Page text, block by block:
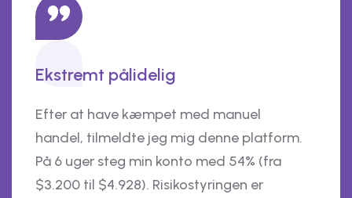
Ekstremt pålidelig
Efter at have kæmpet med manuel
handel, tilmeldte jeg mig denne platform.
På 6 uger steg min konto med 54% (fra
$3.200 til $4.928). Risikostyringen er